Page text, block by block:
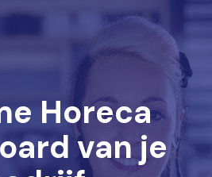
Horeca
van je